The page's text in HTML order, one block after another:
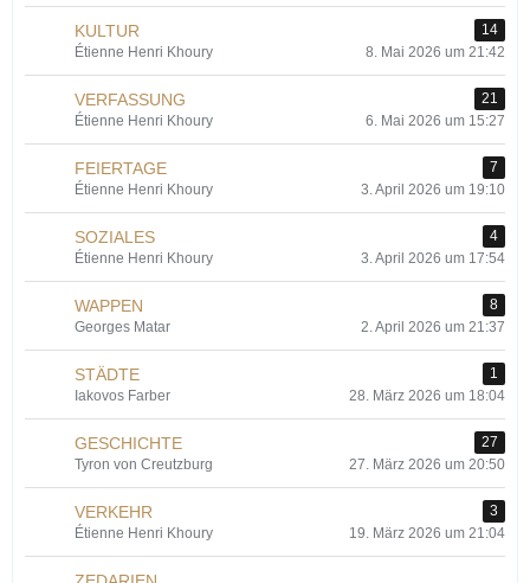
KULTUR
14
Étienne Henri Khoury
8. Mai 2026 um 21:42
VERFASSUNG
21
Étienne Henri Khoury
6. Mai 2026 um 15:27
FEIERTAGE
7
Étienne Henri Khoury
3. April 2026 um 19:10
SOZIALES
4
Étienne Henri Khoury
3. April 2026 um 17:54
WAPPEN
8
Georges Matar
2. April 2026 um 21:37
STÄDTE
1
Iakovos Farber
28. März 2026 um 18:04
GESCHICHTE
27
Tyron von Creutzburg
27. März 2026 um 20:50
VERKEHR
3
Étienne Henri Khoury
19. März 2026 um 21:04